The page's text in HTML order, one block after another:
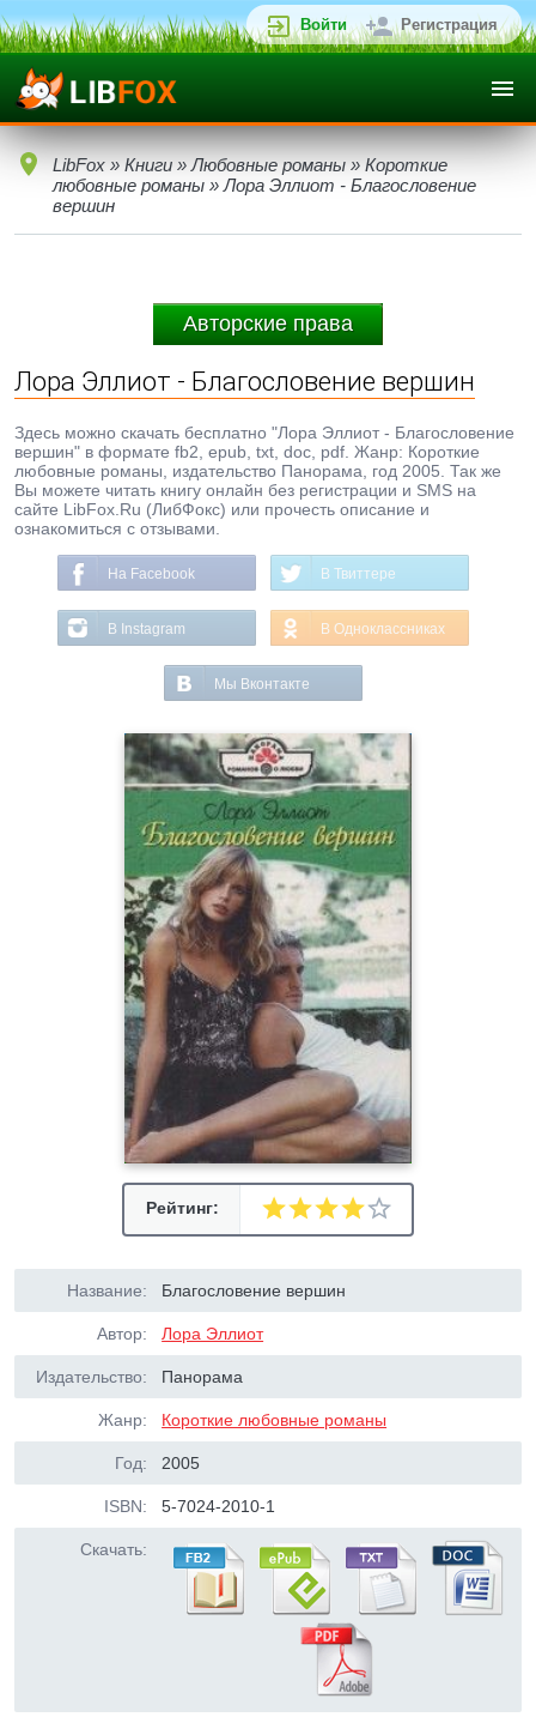
Войти Регистрация
LibFox » Книги » Любовные романы » Короткие
любовные романы » Лора Эллиот - Благословение
вершин
Авторские права
Лора Эллиот - Благословение вершин
Здесь можно скачать бесплатно "Лора Эллиот - Благословение
вершин" в формате fb2, epub, txt, doc, pdf. Жанр: Короткие
любовные романы, издательство Панорама, год 2005. Так же
Вы можете читать книгу онлайн без регистрации и SMS на
сайте LibFox.Ru (ЛибФокс) или прочесть описание и
ознакомиться с отзывами.
На Facebook В Твиттере
В Instagram В Одноклассниках
Мы Вконтакте
Рейтинг:
Название: Благословение вершин
Автор: Лора Эллиот
Издательство: Панорама
Жанр: Короткие любовные романы
Год: 2005
ISBN: 5-7024-2010-1
Скачать: